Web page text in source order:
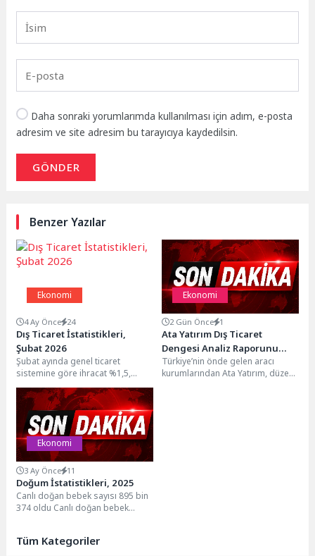
Daha sonraki yorumlarımda kullanılması için adım, e-posta
adresim ve site adresim bu tarayıcıya kaydedilsin.
GÖNDER
Benzer Yazılar
Ekonomi
4 Ay Önce 24
Dış Ticaret İstatistikleri,
Şubat 2026
Şubat ayında genel ticaret
sistemine göre ihracat %1,5,
ithalat %5,5 arttıTürkiye İstatistik
Kurumu ile Ticaret...
Ekonomi
2 Gün Önce 1
Ata Yatırım Dış Ticaret
Dengesi Analiz Raporunu
Yayımladı
Türkiye’nin önde gelen aracı
kurumlarından Ata Yatırım, düzenli
Ekonomi
3 Ay Önce 11
Doğum İstatistikleri, 2025
Canlı doğan bebek sayısı 895 bin
374 oldu Canlı doğan bebek
Tüm Kategoriler